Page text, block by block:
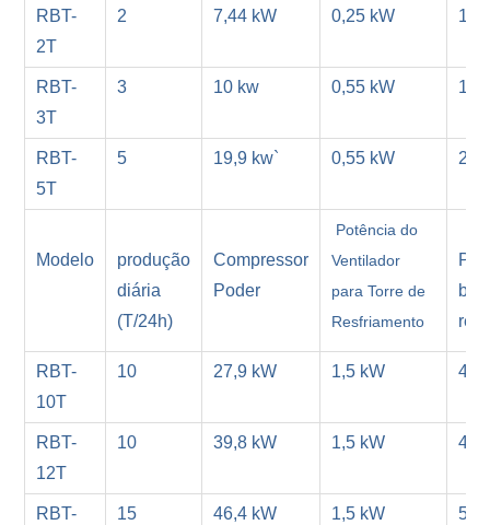
RBT-
2T
2 7,44 kW 0,25 kW 1,5
RBT-
3T
3 10 kw 0,55 kW 1,5
RBT-
5T
5 19,9 kw` 0,55 kW 2,2
Modelo
produção
diária
(T/24h)
Compressor
Poder
Potência do
Ventilador
para Torre de
Resfriamento
RBT-
10T
10 27,9 kW 1,5 kW 4
RBT-
12T
10 39,8 kW 1,5 kW 4
RBT-
15 46,4 kW 1,5 kW 5